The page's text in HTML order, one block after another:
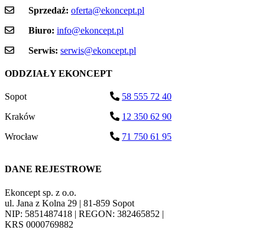
Sprzedaż: oferta@ekoncept.pl
Biuro: info@ekoncept.pl
Serwis: serwis@ekoncept.pl
ODDZIAŁY EKONCEPT
Sopot
58 555 72 40
Kraków
12 350 62 90
Wrocław
71 750 61 95
DANE REJESTROWE
Ekoncept sp. z o.o.
ul. Jana z Kolna 29 | 81-859 Sopot
NIP: 5851487418 | REGON: 382465852 |
KRS 0000769882